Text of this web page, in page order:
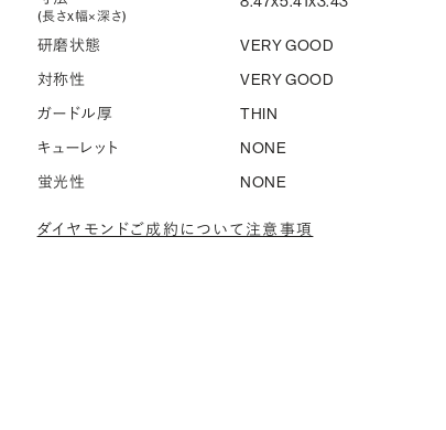
(長さx幅×深さ)
研磨状態
VERY GOOD
対称性
VERY GOOD
ガードル厚
THIN
キューレット
NONE
蛍光性
NONE
ダイヤモンドご成約について注意事項